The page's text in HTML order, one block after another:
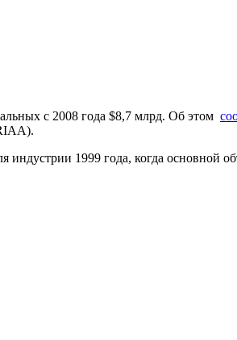
с 2008 года $8,7 млрд. Об этом
индустрии 1999 года, когда основной